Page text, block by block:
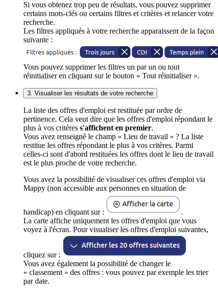
Si vous obtenez trop peu de résultats, vous pouvez supprimer
certains mots-clés ou certains filtres et critères et relancer votre
recherche.
Les filtres appliqués à votre recherche apparaissent de la façon
suivante :
Vous pouvez supprimer les filtres un par un ou tout
réinitialiser en cliquant sur le bouton « Tout réinitialiser ».
3. Visualiser les résultats de votre recherche
La liste des offres d'emploi est restituée par ordre de
pertinence. Cela veut dire que les offres d'emploi répondant le
plus à vos critères s'affichent en premier.
Vous avez renseigné le champ « Lieu de travail » ? La liste
restitue les offres répondant le plus à vos critères. Parmi
celles-ci sont d'abord restituées les offres dont le lieu de travail
est le plus proche de votre recherche.
Vous avez la possibilité de visualiser ces offres d'emploi via
Mappy (non accessible aux personnes en situation de
handicap) en cliquant sur :
.
La carte affiche uniquement les offres d'emploi que vous
voyez à l'écran. Pour visualiser les offres d'emploi suivantes,
cliquez sur :
Vous avez également la possibilité de changer le
« classement » des offres : vous pouvez par exemple les trier
par date.